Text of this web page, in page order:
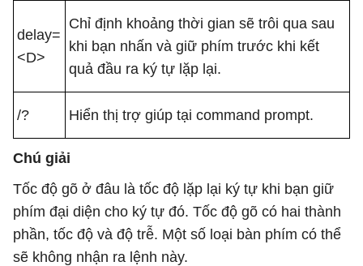
delay=
<D>
Chỉ định khoảng thời gian sẽ trôi qua sau
khi bạn nhấn và giữ phím trước khi kết
quả đầu ra ký tự lặp lại.
/? Hiển thị trợ giúp tại command prompt.
Chú giải
Tốc độ gõ ở đâu là tốc độ lặp lại ký tự khi bạn giữ
phím đại diện cho ký tự đó. Tốc độ gõ có hai thành
phần, tốc độ và độ trễ. Một số loại bàn phím có thể
sẽ không nhận ra lệnh này.